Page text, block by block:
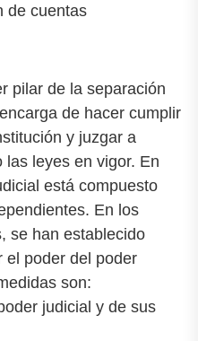
de cuentas
pilar de la separación
de hacer cumplir
y juzgar a
leyes en vigor. En
está compuesto
En los
se han establecido
el poder del poder
son:
judicial y de sus